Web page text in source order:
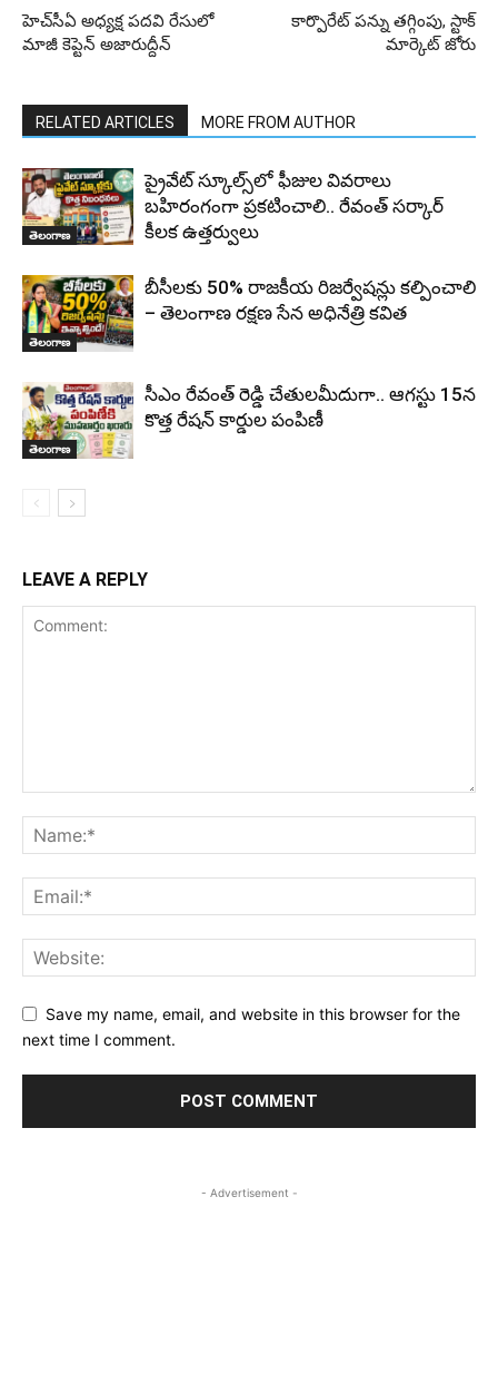
హెచ్‌సీఏ అధ్యక్ష పదవి రేసులో
మాజీ కెప్టెన్ అజారుద్దీన్
కార్పొరేట్ పన్ను తగ్గింపు, స్టాక్
మార్కెట్ జోరు
RELATED ARTICLES MORE FROM AUTHOR
తెలంగాణ
ప్రైవేట్ స్కూల్స్‌లో ఫీజుల వివరాలు
బహిరంగంగా ప్రకటించాలి.. రేవంత్ సర్కార్
కీలక ఉత్తర్వులు
తెలంగాణ
బీసీలకు 50% రాజకీయ రిజర్వేషన్లు కల్పించాలి
– తెలంగాణ రక్షణ సేన అధినేత్రి కవిత
తెలంగాణ
సీఎం రేవంత్ రెడ్డి చేతులమీదుగా.. ఆగస్టు 15న
కొత్త రేషన్ కార్డుల పంపిణీ
LEAVE A REPLY
Save my name, email, and website in this browser for the
next time I comment.
- Advertisement -